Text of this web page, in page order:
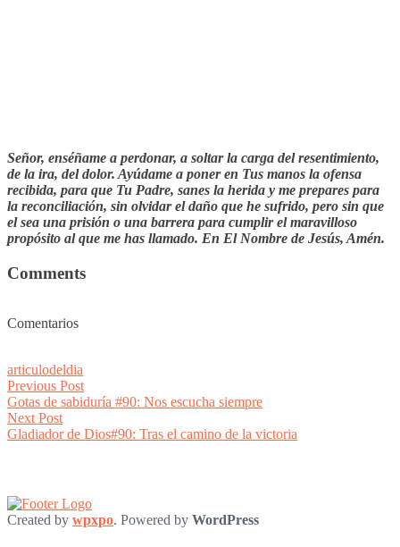
Señor, enséñame a perdonar, a soltar la carga del resentimiento,
de la ira, del dolor. Ayúdame a poner en Tus manos la ofensa
recibida, para que Tu Padre, sanes la herida y me prepares para
la reconciliación, sin olvidar el daño que he sufrido, pero sin que
el sea una prisión o una barrera para cumplir el maravilloso
propósito al que me has llamado. En El Nombre de Jesús, Amén.
Comments
Comentarios
articulodeldia
Post
navigation
Previous PostPrevious
post:
Gotas de sabiduría #90: Nos escucha siempre
Next PostNext
post:
Gladiador de Dios#90: Tras el camino de la victoria
Created by wpxpo. Powered by WordPress